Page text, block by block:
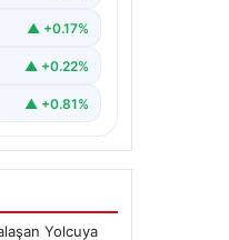
▲ +0.17%
▲ +0.22%
▲ +0.81%
Yolcuya